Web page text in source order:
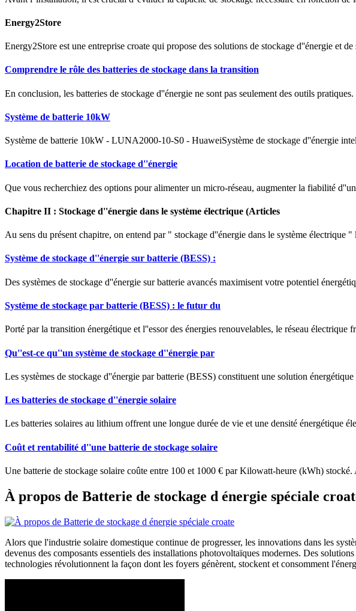
Energy2Store
Energy2Store est une entreprise croate qui propose des solutions de stockage d''énergie et
Comprendre le rôle des batteries de stockage dans la transition
En conclusion, les batteries de stockage d''énergie ne sont pas seulement des outils
Système de batterie 10kW
Système de batterie 10kW - LUNA2000-10-S0 - HuaweiSystème de stockage d''énergie
Location de batterie de stockage d''énergie
Que vous recherchiez des options pour alimenter un micro-réseau, augmenter la fiabilité
Chapitre II : Stockage d''énergie dans le système électrique (Articles
Au sens du présent chapitre, on entend par " stockage d''énergie dans le système
Système de stockage d''énergie sur batterie (BESS) :
Des systèmes de stockage d''énergie sur batterie avancés maximisent votre potentiel
Système de stockage par batterie (BESS) : le futur du
Porté par la transition énergétique et l''essor des énergies renouvelables, le réseau électrique
Qu''est-ce qu''un système de stockage d''énergie par
Les systèmes de stockage d''énergie par batterie (BESS) constituent une solution
Les batteries de stockage d''énergie solaire
Les batteries solaires au lithium offrent une longue durée de vie et une densité énergétique
Coût et rentabilité d''une batterie de stockage solaire
Une batterie de stockage solaire coûte entre 100 et 1000 € par Kilowatt-heure (kWh)
À propos de Batterie de stockage d énergie spéciale
Alors que l'industrie solaire domestique continue de progresser, les innovations dans les
devenus des composants essentiels des installations photovoltaïques modernes. Des
technologies révolutionnent la façon dont les foyers génèrent, stockent et consomment